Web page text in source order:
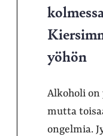
yöhön
Alkoholi
mutta
ongelmia.